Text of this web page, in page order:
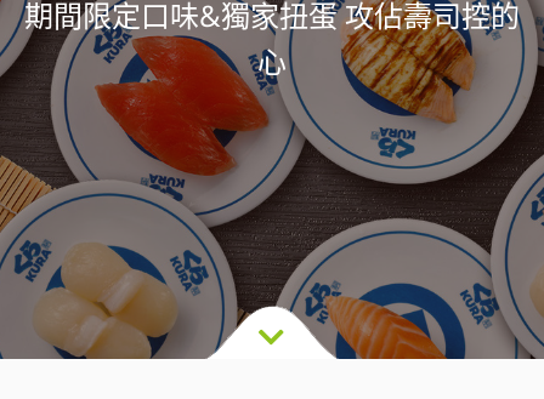
期間限定口味&獨家扭蛋 攻佔壽司控的
心